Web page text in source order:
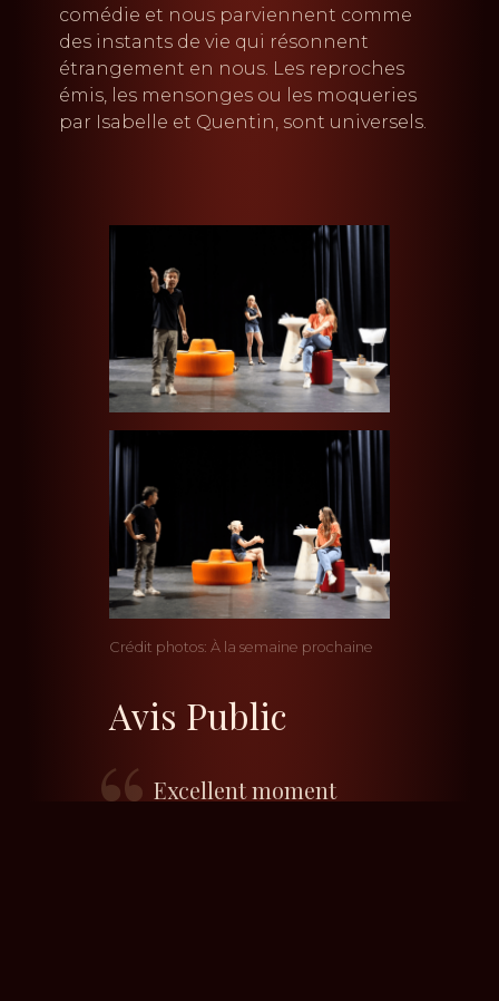
comédie et nous parviennent comme
des instants de vie qui résonnent
étrangement en nous. Les reproches
émis, les mensonges ou les moqueries
par Isabelle et Quentin, sont universels.
Crédit photos: À la semaine prochaine
Avis Public
Excellent moment